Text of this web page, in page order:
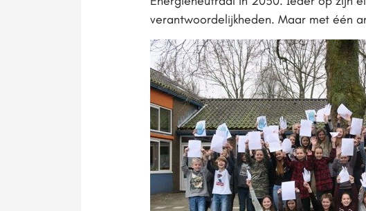
verantwoordelijkheden. Maar met één